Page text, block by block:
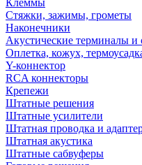
Клеммы
Стяжки, зажимы, грометы
Наконечники
Акустические терминалы
Оплетка, кожух,
Y-коннектор
RCA коннекторы
Крепежи
Штатные решения
Штатные усилители
Штатная проводка и
Штатная акустика
Штатные сабвуферы